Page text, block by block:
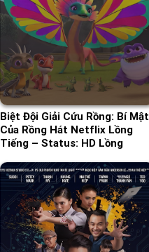
Biệt Đội Giải Cứu Rồng: Bí Mật
Của Rồng Hát Netflix Lồng
Tiếng – Status: HD Lồng